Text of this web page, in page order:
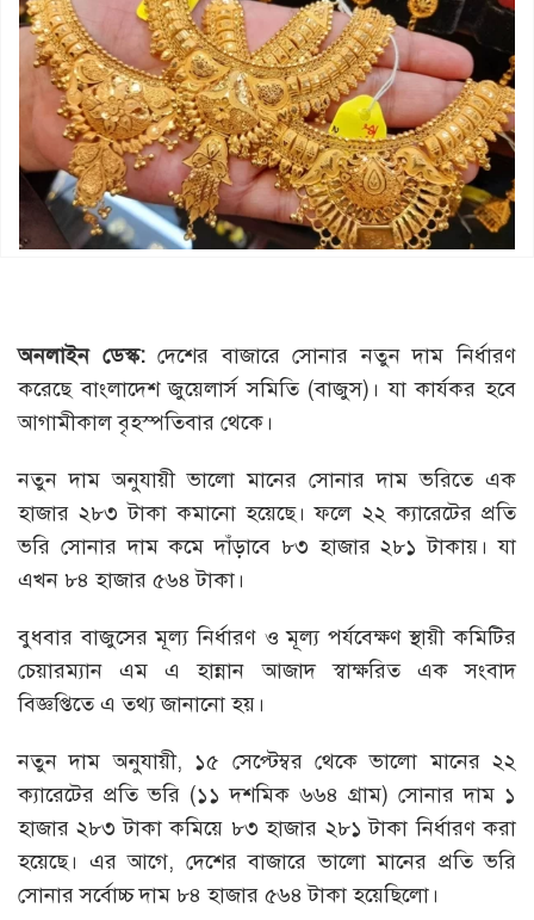
অনলাইন ডেস্ক:দেশের বাজারে সোনার নতুন দাম নির্ধারণ
করেছে বাংলাদেশ জুয়েলার্স সমিতি (বাজুস)। যা কার্যকর হবে
আগামীকাল বৃহস্পতিবার থেকে।
নতুন দাম অনুযায়ী ভালো মানের সোনার দাম ভরিতে এক
হাজার ২৮৩ টাকা কমানো হয়েছে। ফ‌লে ২২ ক্যারেটের প্রতি
ভ‌রি সোনার দাম কমে দাঁড়াবে ৮৩ হাজার ২৮১ টাকায়। যা
এখন ৮৪ হাজার ৫৬৪ টাকা।
বুধবার বাজুসের মূল্য নির্ধারণ ও মূল্য পর্যবেক্ষণ স্থায়ী কমিটির
চেয়ারম্যান এম এ হান্নান আজাদ স্বাক্ষরিত এক সংবাদ
বিজ্ঞপ্তিতে এ তথ্য জানানো হয়।
নতুন দাম অনুযায়ী, ১৫ সেপ্টেম্বর থেকে ভালো মানের ২২
ক্যারেটের প্রতি ভরি (১১ দশমিক ৬৬৪ গ্রাম) সোনার দাম ১
হাজার ২৮৩ টাকা কমিয়ে ৮৩ হাজার ২৮১ টাকা নির্ধারণ করা
হয়েছে। এর আগে, দেশের বাজারে ভালো মানের প্রতি ভরি
সোনার সর্বোচ্চ দাম ৮৪ হাজার ৫৬৪ টাকা হয়েছিলো।